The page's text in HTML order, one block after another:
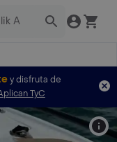
y disfruta de
TyC